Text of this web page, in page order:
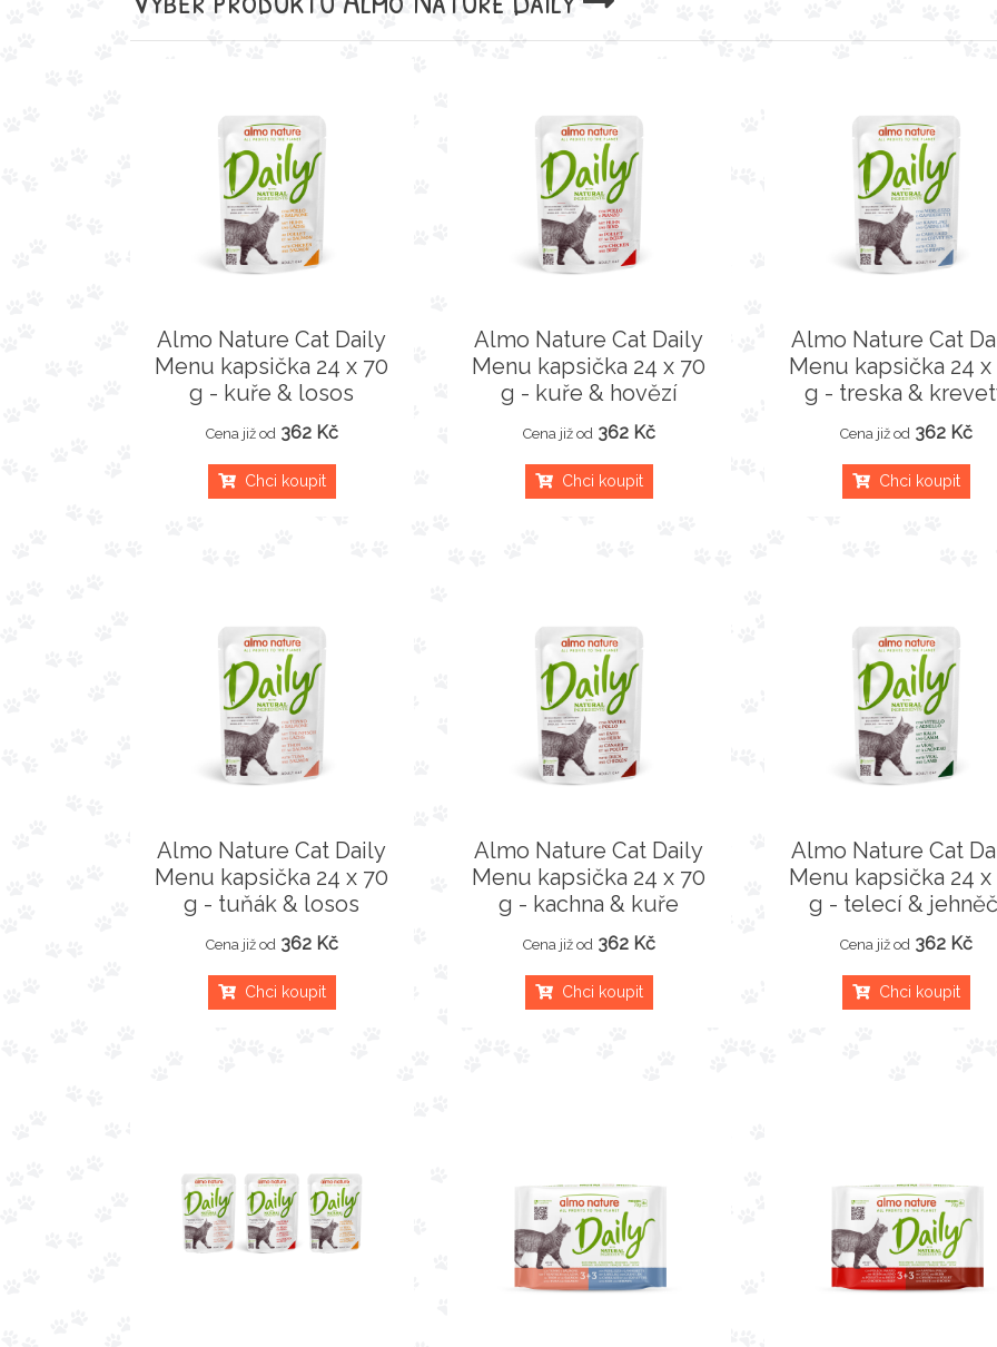
Almo Nature Cat Daily
Menu kapsička 24 x 70
g - kuře & losos
Cena již od 362 Kč
Chci koupit
Almo Nature Cat Daily
Menu kapsička 24 x 70
g - kuře & hovězí
Cena již od 362 Kč
Chci koupit
Almo Nature Cat
Menu kapsička 24 x
g - treska &
Cena již od 362 Kč
Chci koupit
Almo Nature Cat Daily
Menu kapsička 24 x 70
g - tuňák & losos
Cena již od 362 Kč
Chci koupit
Almo Nature Cat Daily
Menu kapsička 24 x 70
g - kachna & kuře
Cena již od 362 Kč
Chci koupit
Almo Nature Cat
Menu kapsička 24 x
g - telecí &
Cena již od 362 Kč
Chci koupit